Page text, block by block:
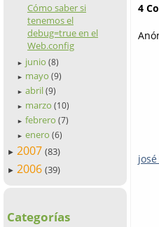
Cómo saber si
tenemos el
debug=true en el
Web.config
► junio (8)
► mayo (9)
► abril (9)
► marzo (10)
► febrero (7)
► enero (6)
► 2007 (83)
► 2006 (39)
Categorías
4